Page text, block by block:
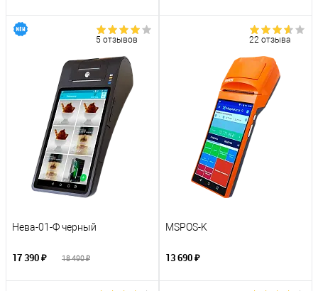
5 отзывов
Нева-01-Ф черный
17 390 ₽ 18 490 ₽
22 отзыва
MSPOS-K
13 690 ₽